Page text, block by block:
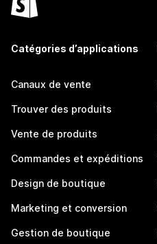
Catégories d’applications
Canaux de vente
Trouver des produits
Vente de produits
Commandes et expéditions
Design de boutique
Marketing et conversion
Gestion de boutique